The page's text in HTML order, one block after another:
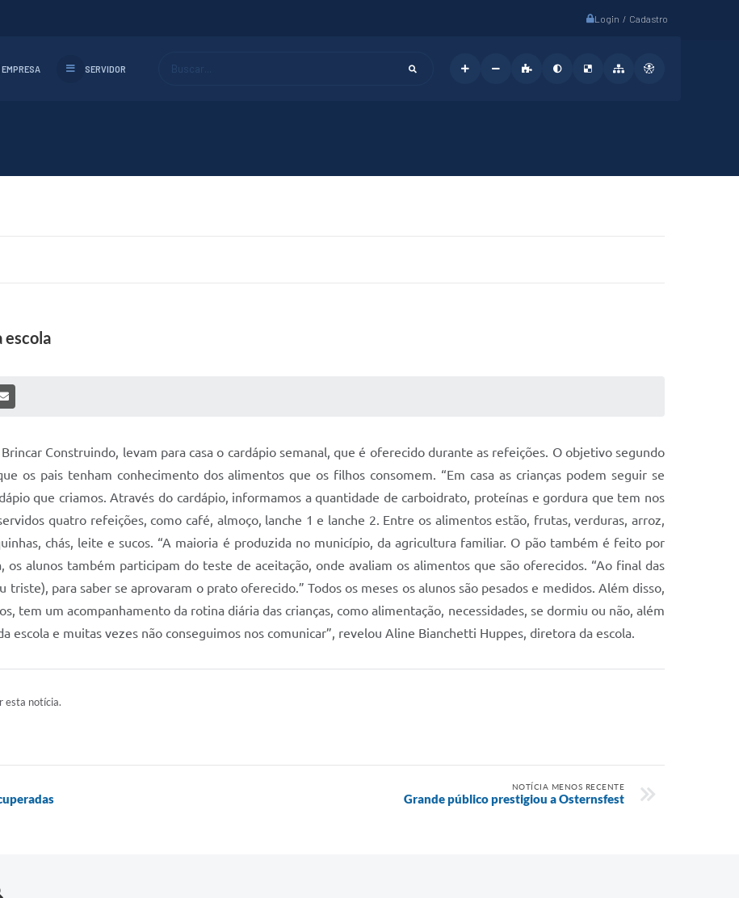
Login / Cadastro
Buscar...
EMPRESA SERVIDOR
escola
MÍDIAS
Construindo, levam para casa o cardápio semanal, que é oferecido durante as refeições. O objetivo segundo
os pais tenham conhecimento dos alimentos que os filhos consomem. “Em casa as crianças podem seguir se
que criamos. Através do cardápio, informamos a quantidade de carboidrato, proteínas e gordura que tem nos
quatro refeições, como café, almoço, lanche 1 e lanche 2. Entre os alimentos estão, frutas, verduras, arroz,
chás, leite e sucos. “A maioria é produzida no município, da agricultura familiar. O pão também é feito por
alunos também participam do teste de aceitação, onde avaliam os alimentos que são oferecidos. “Ao final das
para saber se aprovaram o prato oferecido.” Todos os meses os alunos são pesados e medidos. Além disso,
tem um acompanhamento da rotina diária das crianças, como alimentação, necessidades, se dormiu ou não, além
escola e muitas vezes não conseguimos nos comunicar”, revelou Aline Bianchetti Huppes, diretora da escola.
esta notícia.
NOTÍCIA MENOS RECENTE
Grande público prestigiou a Osternsfest